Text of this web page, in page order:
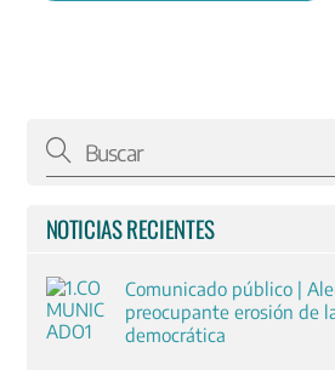
NOTICIAS RECIENTES
Comunicado público |
preocupante erosión de
democrática